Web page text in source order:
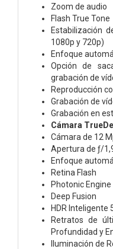
Zoom de audio
Flash True Tone
Estabilización
1080p y 720p)
Enfoque
Opción de
grabación de
Reproducción
Grabación de
Grabación en
Cámara
Cámara de 12
Apertura de ƒ/
Enfoque
Retina Flash
Photonic Engine
Deep Fusion
HDR Inteligente
Retratos de
Profundidad y
Iluminación de